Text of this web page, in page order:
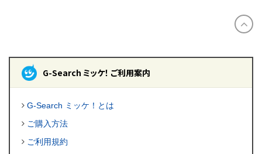
G-Search ミッケ！ ご利用案内
G-Search ミッケ！とは
ご購入方法
ご利用規約